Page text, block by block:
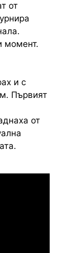
от
момент.
и с
Първият
от